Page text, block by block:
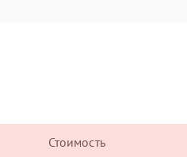
Стоимость